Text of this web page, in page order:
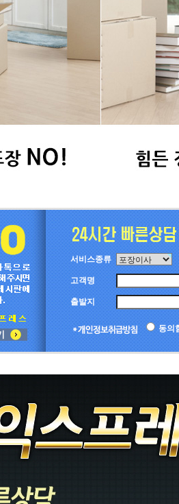
서비스종류
고객명
출발지
동의